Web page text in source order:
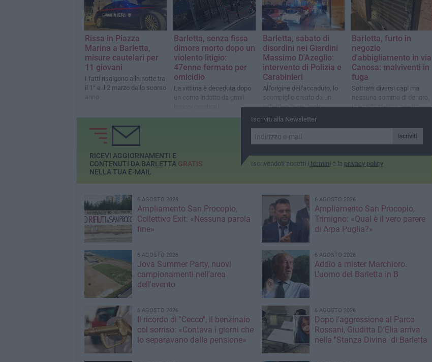
Rissa in Piazza
Marina a Barletta,
misure cautelari per
11 giovani
I fatti risalgono alla notte tra
il 1° e il 2 marzo dello scorso
anno
Barletta, senza fissa
dimora morto dopo un
violento litigio:
47enne fermato per
omicidio
La vittima è deceduta dopo
un coma indotto da gravi
Barletta, sabato di
disordini nei Giardini
Massimo D'Azeglio:
intervento di Polizia e
Carabinieri
All'origine dell'accaduto, lo
scompiglio creato da un
individuo in un vicolo
adiacente
Barletta, furto in
negozio
d'abbigliamento in via
Canosa: malviventi in
fuga
Sottratti diversi capi ma
nessuna somma di denaro,
la banda sfugge ad una
Iscriviti alla Newsletter
Iscriviti
Iscrivendoti accetti i termini e la privacy policy
RICEVI AGGIORNAMENTI E
CONTENUTI DA BARLETTA GRATIS
NELLA TUA E-MAIL
6 AGOSTO 2026
Ampliamento San Procopio,
Collettivo Exit: «Nessuna parola
fine»
6 AGOSTO 2026
Ampliamento San Procopio,
Trimigno: «Qual è il vero parere
di Arpa Puglia?»
6 AGOSTO 2026
Jova Summer Party, nuovi
campionamenti nell'area
dell'evento
6 AGOSTO 2026
Addio a mister Marchioro.
L'uomo del Barletta in B
6 AGOSTO 2026
Il ricordo di "Cecco", il benzinaio
col sorriso: «Contava i giorni che
lo separavano dalla pensione»
6 AGOSTO 2026
Dopo l'aggressione al Parco
Rossani, Giuditta D'Elia arriva
nella "Stanza Divina" di Barletta